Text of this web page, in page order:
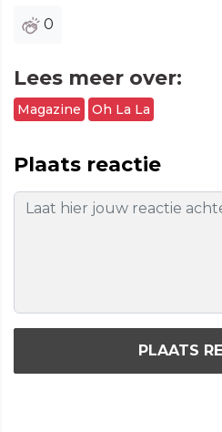
0
Lees meer over:
Magazine Oh La La
Plaats reactie
PLAATS